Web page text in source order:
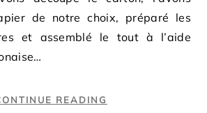
de notre choix, préparé les
et assemblé le tout à l’aide
READING